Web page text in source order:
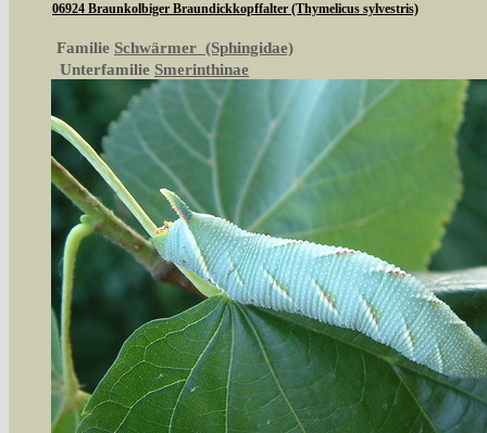
06924 Braunkolbiger Braundickkopffalter (Thymelicus sylvestris)
Familie Schwärmer (Sphingidae)
Unterfamilie Smerinthinae